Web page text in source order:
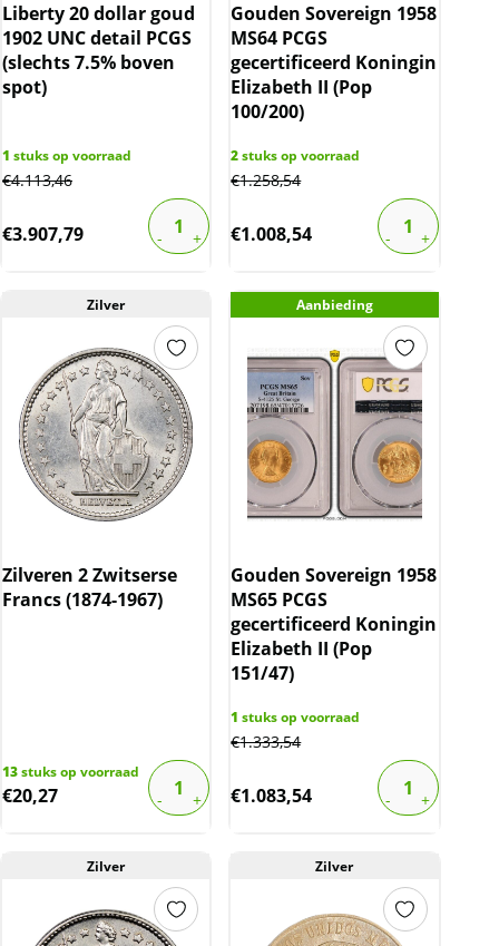
Liberty 20 dollar goud
1902 UNC detail PCGS
(slechts 7.5% boven
spot)
1 stuks op voorraad
€4.113,46
€3.907,79
Gouden Sovereign 1958
MS64 PCGS
gecertificeerd Koningin
Elizabeth II (Pop
100/200)
2stuks op voorraad
€1.258,54
€1.008,54
Zilver
Zilveren 2 Zwitserse
Francs (1874-1967)
13stuks op voorraad
€20,27
Aanbieding
Gouden Sovereign 1958
MS65 PCGS
gecertificeerd Koningin
Elizabeth II (Pop
151/47)
1 stuks op voorraad
€1.333,54
€1.083,54
Zilver Zilver